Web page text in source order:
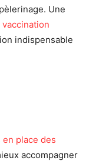
Une
vaccination
indispensable
en place des
accompagner